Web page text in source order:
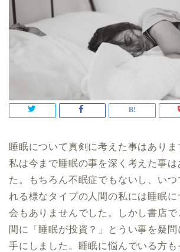
睡眠について真剣に考えた事はありま
私は今まで睡眠の事を深く考えた事は
た。もちろん不眠症でもないし、いつ
れる様なタイプの人間の私には睡眠
会もありませんでした。しかし書店
間に「睡眠が投資？」とうい事を疑問
手にしました。睡眠に悩んでいる方も